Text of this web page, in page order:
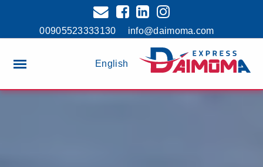
00905523333130 info@daimoma.com
English